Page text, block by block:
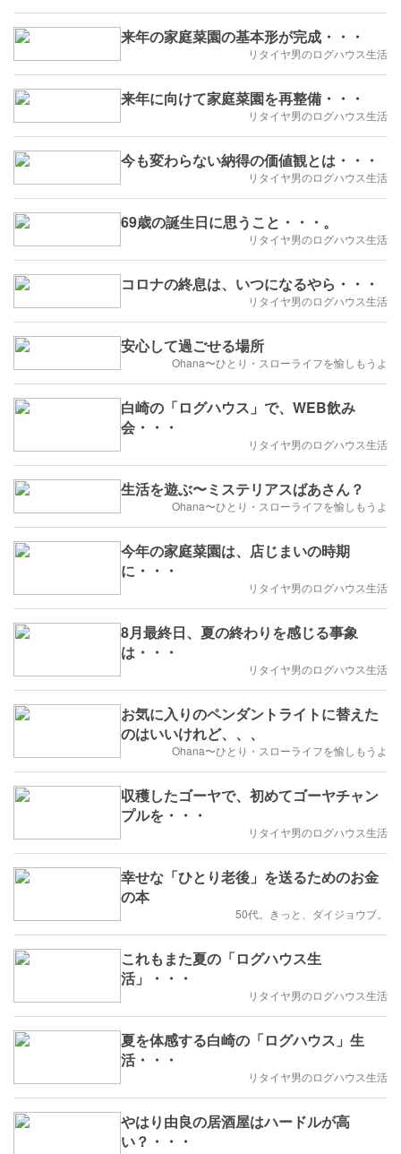
来年の家庭菜園の基本形が完成・・・
リタイヤ男のログハウス生活
来年に向けて家庭菜園を再整備・・・
リタイヤ男のログハウス生活
今も変わらない納得の価値観とは・・・
リタイヤ男のログハウス生活
69歳の誕生日に思うこと・・・。
リタイヤ男のログハウス生活
コロナの終息は、いつになるやら・・・
リタイヤ男のログハウス生活
安心して過ごせる場所
Ohana〜ひとり・スローライフを愉しもうよ
白崎の「ログハウス」で、WEB飲み
会・・・
リタイヤ男のログハウス生活
生活を遊ぶ〜ミステリアスばあさん？
Ohana〜ひとり・スローライフを愉しもうよ
今年の家庭菜園は、店じまいの時期
に・・・
リタイヤ男のログハウス生活
8月最終日、夏の終わりを感じる事象
は・・・
リタイヤ男のログハウス生活
お気に入りのペンダントライトに替えた
のはいいけれど、、、
Ohana〜ひとり・スローライフを愉しもうよ
収穫したゴーヤで、初めてゴーヤチャン
プルを・・・
リタイヤ男のログハウス生活
幸せな「ひとり老後」を送るためのお金
の本
50代。きっと、ダイジョウブ。
これもまた夏の「ログハウス生
活」・・・
リタイヤ男のログハウス生活
夏を体感する白崎の「ログハウス」生
活・・・
リタイヤ男のログハウス生活
やはり由良の居酒屋はハードルが高
い？・・・